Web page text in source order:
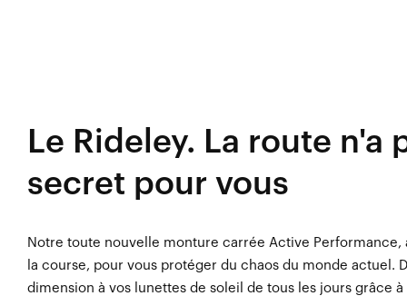
Le Rideley. La route n'a
secret pour vous
Notre toute nouvelle monture carrée Active Performance,
la course, pour vous protéger du chaos du monde actuel.
dimension à vos lunettes de soleil de tous les jours grâce